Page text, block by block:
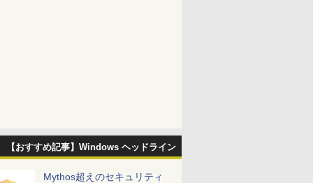
【おすすめ記事】Windows ヘッドライン
Mythos超えのセキュリティ